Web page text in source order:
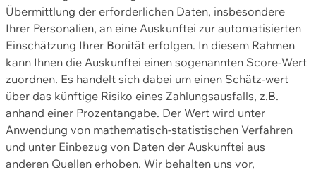
Übermittlung der erforderlichen Daten, insbesondere
Ihrer Personalien, an eine Auskunftei zur automatisierten
Einschätzung Ihrer Bonität erfolgen. In diesem Rahmen
kann Ihnen die Auskunftei einen sogenannten Score-Wert
zuordnen. Es handelt sich dabei um einen Schätz-wert
über das künftige Risiko eines Zahlungsausfalls, z.B.
anhand einer Prozentangabe. Der Wert wird unter
Anwendung von mathematisch-statistischen Verfahren
und unter Einbezug von Daten der Auskunftei aus
anderen Quellen erhoben. Wir behalten uns vor,